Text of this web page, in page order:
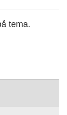
tema.